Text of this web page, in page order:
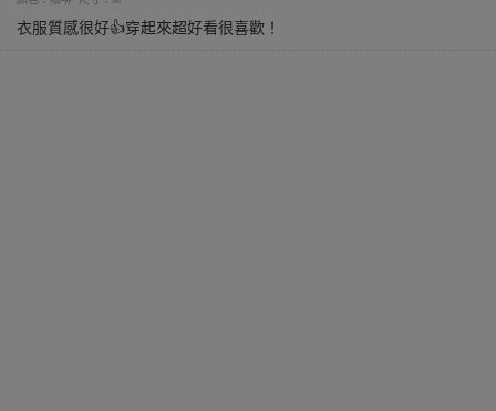
衣服質感很好👍穿起來超好看很喜歡！